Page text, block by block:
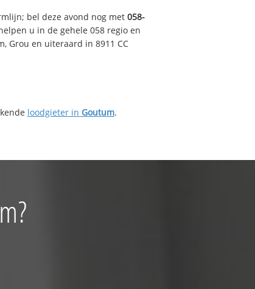
bel deze avond nog met 058-
u in de gehele 058 regio en
Grou en uiteraard in 8911 CC
loodgieter in Goutum.